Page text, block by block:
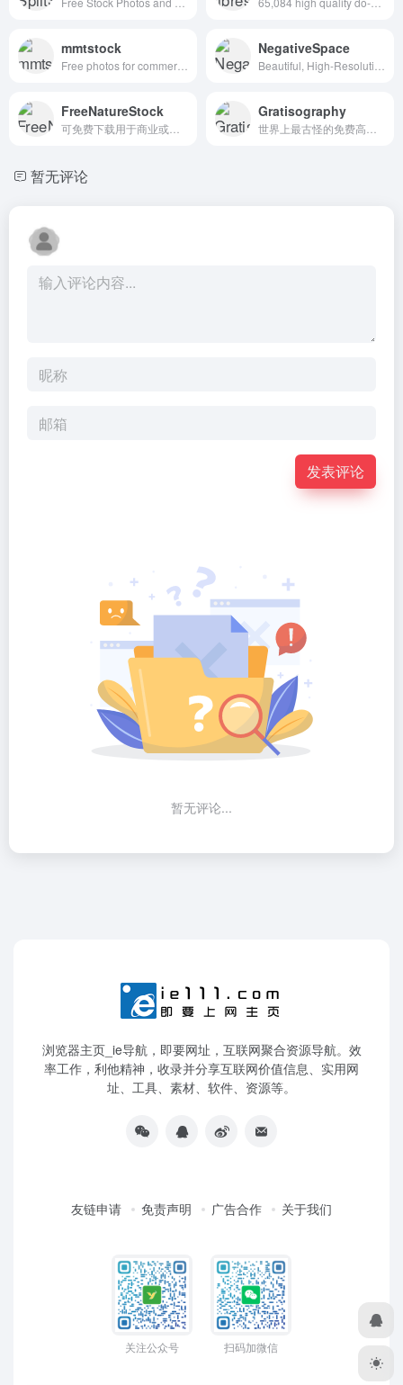
mmtstock NegativeSpace
FreeNatureStock Gratisography
暂无评论
发表评论
暂无评论...
浏览器主页_ie导航，即要网址，互联网聚合资源导航。效
率工作，利他精神，收录并分享互联网价值信息、实用网
址、工具、素材、软件、资源等。
友链申请 免责声明 广告合作 关于我们
关注公众号 扫码加微信